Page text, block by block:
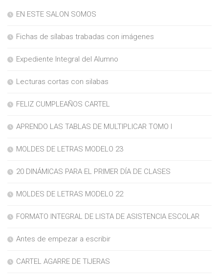
EN ESTE SALON SOMOS
Fichas de sílabas trabadas con imágenes
Expediente Integral del Alumno
Lecturas cortas con silabas
FELIZ CUMPLEAÑOS CARTEL
APRENDO LAS TABLAS DE MULTIPLICAR TOMO I
MOLDES DE LETRAS MODELO 23
20 DINÁMICAS PARA EL PRIMER DÍA DE CLASES
MOLDES DE LETRAS MODELO 22
FORMATO INTEGRAL DE LISTA DE ASISTENCIA ESCOLAR
Antes de empezar a escribir
CARTEL AGARRE DE TIJERAS